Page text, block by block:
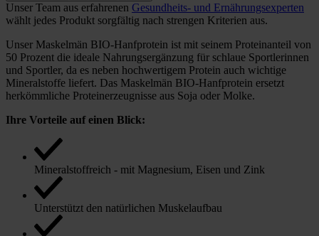
Unser Team aus erfahrenen Gesundheits- und Ernährungsexperten
wählt jedes Produkt sorgfältig nach strengen Kriterien aus.
Unser Maskelmän BIO-Hanfprotein ist mit seinem Proteinanteil von
50 Prozent die ideale Nahrungsergänzung für schlaue Sportlerinnen
und Sportler, da es neben hochwertigem Protein auch wichtige
Mineralstoffe liefert. Das Maskelmän BIO-Hanfprotein ersetzt
herkömmliche Proteinerzeugnisse aus Soja oder Molke.
Ihre Vorteile auf einen Blick:
Mineralstoffreich - mit Magnesium, Eisen und Zink
Unterstützt den natürlichen Muskelaufbau